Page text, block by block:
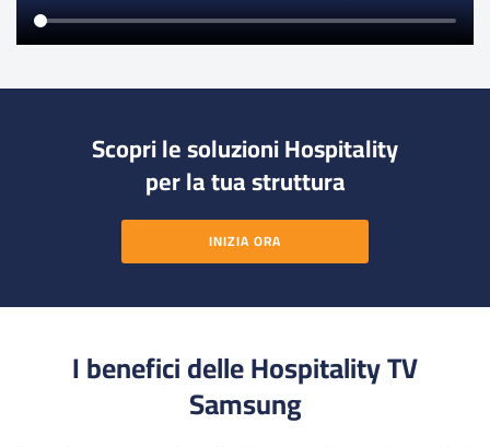
Scopri le soluzioni Hospitality
per la tua struttura
INIZIA ORA
I benefici delle Hospitality TV
Samsung